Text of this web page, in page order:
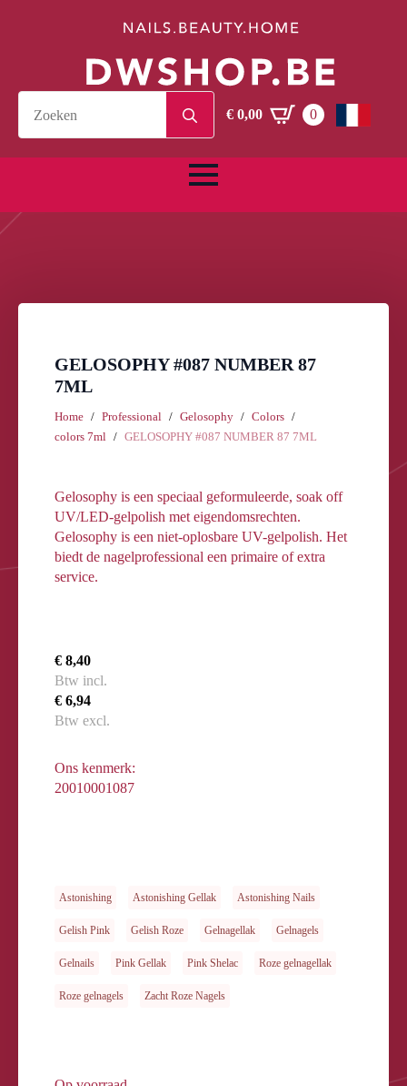
for:€0,00 0
GELOSOPHY #087 NUMBER 87
7ML
Home Professional Gelosophy
Colors
colors 7ml
GELOSOPHY #087 NUMBER 87 7ML
Gelosophy is een speciaal geformuleerde, soak off
UV/LED-gelpolish met eigendomsrechten.
Gelosophy is een niet-oplosbare UV-gelpolish. Het
biedt de nagelprofessional een primaire of extra
service.
€ 8,40
Btw incl.
€ 6,94
Btw excl.
Ons kenmerk:
20010001087
Astonishing Astonishing Gellak Astonishing Nails
Gelish Pink Gelish Roze Gelnagellak Gelnagels
Gelnails Pink Gellak Pink Shelac Roze gelnagellak
Roze gelnagels Zacht Roze Nagels